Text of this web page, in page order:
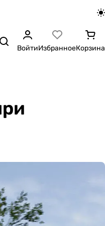
ВойтиИзбранноеКорзина